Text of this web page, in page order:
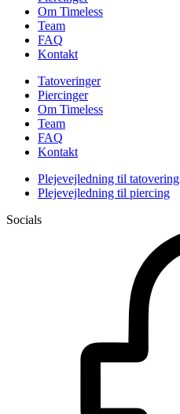
Om Timeless
Team
FAQ
Kontakt
Tatoveringer
Piercinger
Om Timeless
Team
FAQ
Kontakt
Plejevejledning til tatovering
Plejevejledning til piercing
Socials